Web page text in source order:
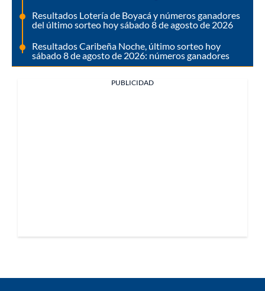
Resultados Lotería de Boyacá y números ganadores
del último sorteo hoy sábado 8 de agosto de 2026
Resultados Caribeña Noche, último sorteo hoy
sábado 8 de agosto de 2026: números ganadores
PUBLICIDAD